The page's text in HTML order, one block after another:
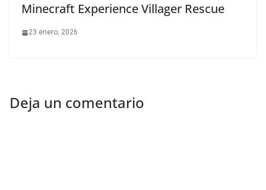
Minecraft Experience Villager Rescue
23 enero, 2026
Deja un comentario